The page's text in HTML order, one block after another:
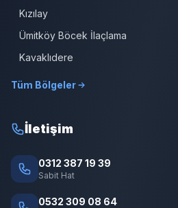
Kızılay
Ümitköy Böcek İlaçlama
Kavaklıdere
Tüm Bölgeler
İletişim
0312 387 19 39
Sabit Hat
0532 309 08 64